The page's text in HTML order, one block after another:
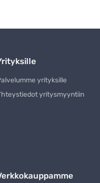
yrityksille
yritysmyyntiin